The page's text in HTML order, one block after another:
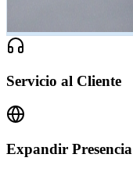
Servicio al Cliente
Expandir Presencia